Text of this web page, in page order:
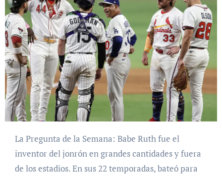
La Pregunta de la Semana: Babe Ruth fue el
inventor del jonrón en grandes cantidades y fuera
de los estadios. En sus 22 temporadas, bateó para